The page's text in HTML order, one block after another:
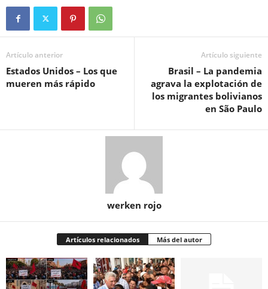
Artículo anterior
Estados Unidos – Los que
mueren más rápido
Artículo siguiente
Brasil – La pandemia
agrava la explotación de
los migrantes bolivianos
en São Paulo
werken rojo
Artículos relacionados Más del autor